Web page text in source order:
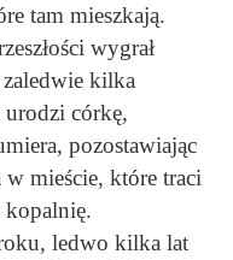
tam mieszkają.
wygrał
zaledwie kilka
córkę,
pozostawiając
w mieście, które traci
kopalnię.
ledwo kilka lat